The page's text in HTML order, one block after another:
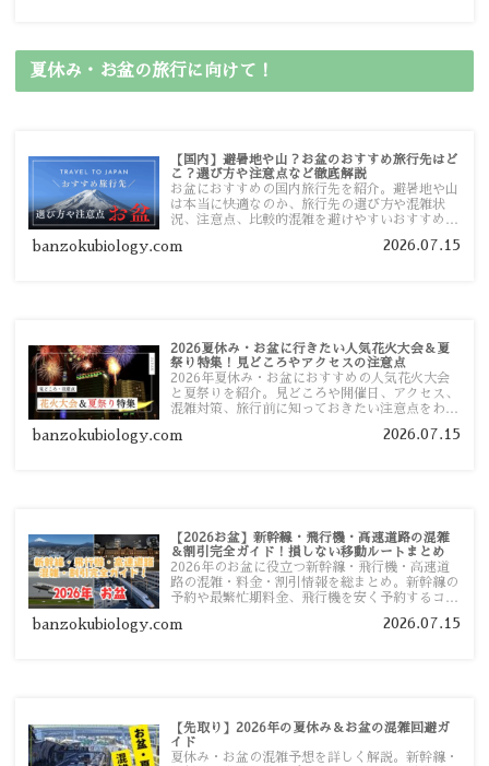
夏休み・お盆の旅行に向けて！
【国内】避暑地や山？お盆のおすすめ旅行先はど
こ？選び方や注意点など徹底解説
お盆におすすめの国内旅行先を紹介。避暑地や山
は本当に快適なのか、旅行先の選び方や混雑状
況、注意点、比較的混雑を避けやすいおすすめス
す。
banzokubiology.com 2026.07.15
2026夏休み・お盆に行きたい人気花火大会＆夏
祭り特集！見どころやアクセスの注意点
2026年夏休み・お盆におすすめの人気花火大会
と夏祭りを紹介。見どころや開催日、アクセス、
混雑対策、旅行前に知っておきたい注意点をわか
banzokubiology.com 2026.07.15
【2026お盆】新幹線・飛行機・高速道路の混雑
＆割引完全ガイド！損しない移動ルートまとめ
2026年のお盆に役立つ新幹線・飛行機・高速道
路の混雑・料金・割引情報を総まとめ。新幹線の
予約や最繁忙期料金、飛行機を安く予約するコ
い移動方法を分かりやすく解説します。
banzokubiology.com 2026.07.15
【先取り】2026年の夏休み＆お盆の混雑回避ガ
イド
夏休み・お盆の混雑予想を詳しく解説。新幹線・